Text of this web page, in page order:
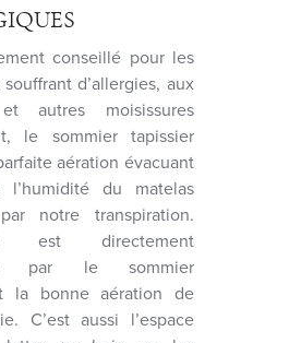
conseillé pour les
d’allergies, aux
autres moisissures
le sommier tapissier
aération évacuant
l’humidité du matelas
notre transpiration.
est directement
par le sommier
la bonne aération de
C’est aussi l’espace